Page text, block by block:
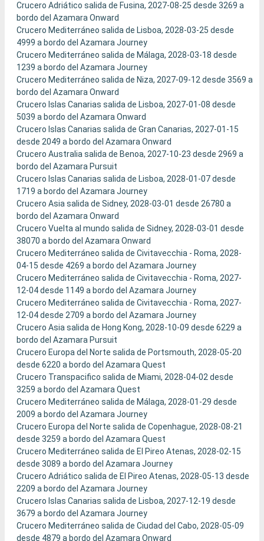
Crucero Adriático salida de Fusina, 2027-08-25 desde 3269 a
bordo del Azamara Onward
Crucero Mediterráneo salida de Lisboa, 2028-03-25 desde
4999 a bordo del Azamara Journey
Crucero Mediterráneo salida de Málaga, 2028-03-18 desde
1239 a bordo del Azamara Journey
Crucero Mediterráneo salida de Niza, 2027-09-12 desde 3569 a
bordo del Azamara Onward
Crucero Islas Canarias salida de Lisboa, 2027-01-08 desde
5039 a bordo del Azamara Onward
Crucero Islas Canarias salida de Gran Canarias, 2027-01-15
desde 2049 a bordo del Azamara Onward
Crucero Australia salida de Benoa, 2027-10-23 desde 2969 a
bordo del Azamara Pursuit
Crucero Islas Canarias salida de Lisboa, 2028-01-07 desde
1719 a bordo del Azamara Journey
Crucero Asia salida de Sidney, 2028-03-01 desde 26780 a
bordo del Azamara Onward
Crucero Vuelta al mundo salida de Sidney, 2028-03-01 desde
38070 a bordo del Azamara Onward
Crucero Mediterráneo salida de Civitavecchia - Roma, 2028-
04-15 desde 4269 a bordo del Azamara Journey
Crucero Mediterráneo salida de Civitavecchia - Roma, 2027-
12-04 desde 1149 a bordo del Azamara Journey
Crucero Mediterráneo salida de Civitavecchia - Roma, 2027-
12-04 desde 2709 a bordo del Azamara Journey
Crucero Asia salida de Hong Kong, 2028-10-09 desde 6229 a
bordo del Azamara Pursuit
Crucero Europa del Norte salida de Portsmouth, 2028-05-20
desde 6220 a bordo del Azamara Quest
Crucero Transpacifico salida de Miami, 2028-04-02 desde
3259 a bordo del Azamara Quest
Crucero Mediterráneo salida de Málaga, 2028-01-29 desde
2009 a bordo del Azamara Journey
Crucero Europa del Norte salida de Copenhague, 2028-08-21
desde 3259 a bordo del Azamara Quest
Crucero Mediterráneo salida de El Pireo Atenas, 2028-02-15
desde 3089 a bordo del Azamara Journey
Crucero Adriático salida de El Pireo Atenas, 2028-05-13 desde
2209 a bordo del Azamara Journey
Crucero Islas Canarias salida de Lisboa, 2027-12-19 desde
3679 a bordo del Azamara Journey
Crucero Mediterráneo salida de Ciudad del Cabo, 2028-05-09
desde 4879 a bordo del Azamara Onward